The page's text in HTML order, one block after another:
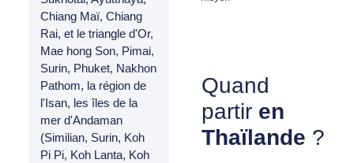
Chiang Maï, Chiang
Rai, et le triangle d'Or,
Mae hong Son, Pimai,
Surin, Phuket, Nakhon
Pathom, la région de
l'Isan, les îles de la
mer d'Andaman
(Similian, Surin, Koh
Pi Pi, Koh Lanta, Koh
Quand
partir en
Thaïlande ?